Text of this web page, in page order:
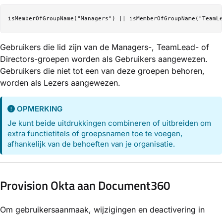
Gebruikers die lid zijn van de Managers-, TeamLead- of
Directors-groepen worden als Gebruikers aangewezen.
Gebruikers die niet tot een van deze groepen behoren,
worden als Lezers aangewezen.
OPMERKING
Je kunt beide uitdrukkingen combineren of uitbreiden om
extra functietitels of groepsnamen toe te voegen,
afhankelijk van de behoeften van je organisatie.
Provision Okta aan Document360
Om gebruikersaanmaak, wijzigingen en deactivering in